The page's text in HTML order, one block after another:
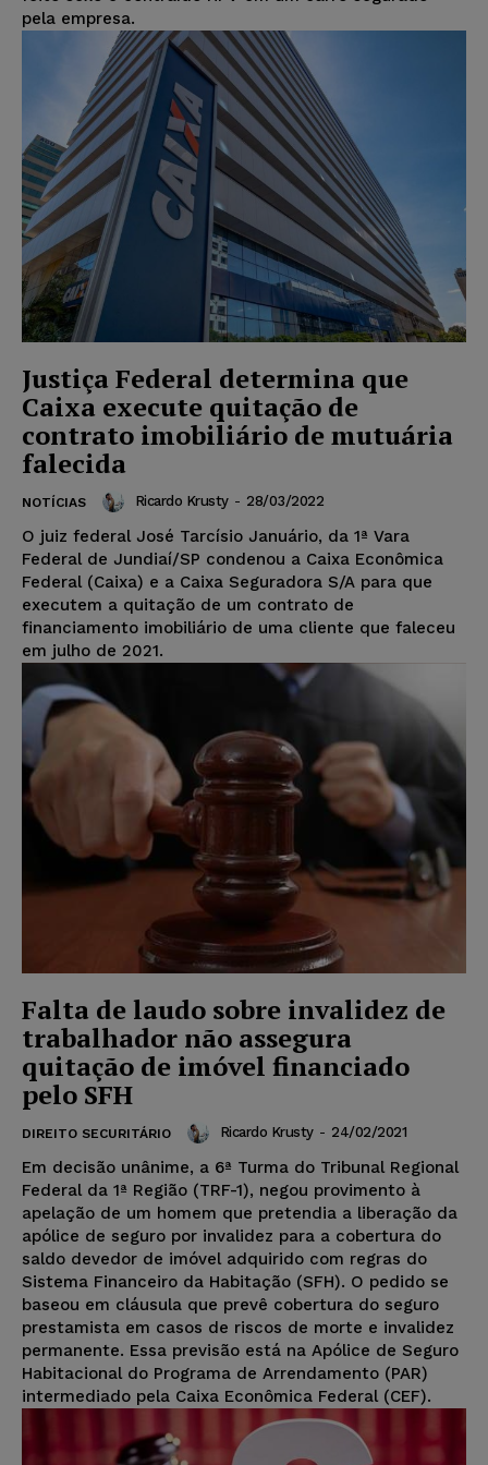
pela empresa.
Justiça Federal determina que
Caixa execute quitação de
contrato imobiliário de mutuária
falecida
NOTÍCIAS Ricardo Krusty - 28/03/2022
O juiz federal José Tarcísio Januário, da 1ª Vara
Federal de Jundiaí/SP condenou a Caixa Econômica
Federal (Caixa) e a Caixa Seguradora S/A para que
executem a quitação de um contrato de
financiamento imobiliário de uma cliente que faleceu
em julho de 2021.
Falta de laudo sobre invalidez de
trabalhador não assegura
quitação de imóvel financiado
pelo SFH
DIREITO SECURITÁRIO Ricardo Krusty - 24/02/2021
Em decisão unânime, a 6ª Turma do Tribunal Regional
Federal da 1ª Região (TRF-1), negou provimento à
apelação de um homem que pretendia a liberação da
apólice de seguro por invalidez para a cobertura do
saldo devedor de imóvel adquirido com regras do
Sistema Financeiro da Habitação (SFH). O pedido se
baseou em cláusula que prevê cobertura do seguro
prestamista em casos de riscos de morte e invalidez
permanente. Essa previsão está na Apólice de Seguro
Habitacional do Programa de Arrendamento (PAR)
intermediado pela Caixa Econômica Federal (CEF).